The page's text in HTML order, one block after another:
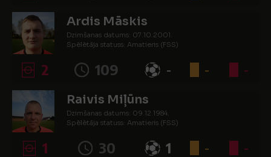
Ardis Māskis
Dzimšanas datums: 07.10.2001.
Spēlētāja statuss: Amatieris (FSS)
2 109 - - -
Raivis Miļūns
Dzimšanas datums: 09.12.1984.
Spēlētāja statuss: Amatieris (FSS)
1 30 1 - -